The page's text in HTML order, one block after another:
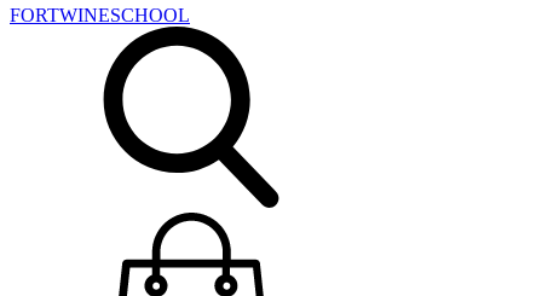
FORTWINESCHOOL